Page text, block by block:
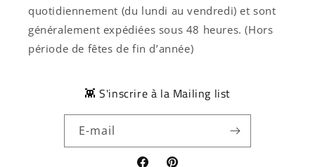
quotidiennement (du lundi au vendredi) et sont
généralement expédiées sous 48 heures. (Hors
période de fêtes de fin d’année)
👾 S'inscrire à la Mailing list
E-mail